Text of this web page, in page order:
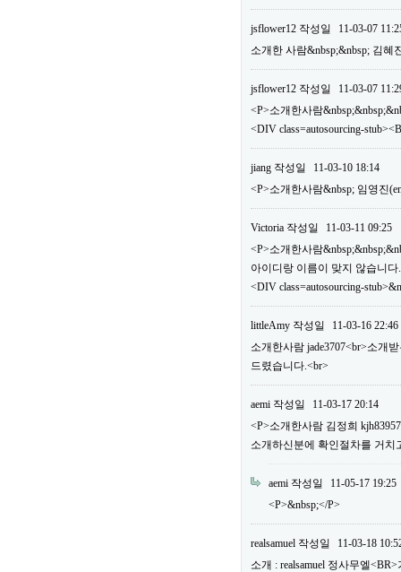
jsflower12 작성일
11-03-07
소개한 사람&nbsp;&nbsp; 김혜
jsflower12 작성일
11-03-07
<P>소개한사람
<DIV class=autosourcing-
jiang 작성일
11-03-10 18:14
<P>소개한사람&nbsp; 임영진
Victoria 작성일
11-03-11 09:25
<P>소개한사람
아이디랑 이름이 맞지 않습니다.
<DIV class=autosourcing-
littleAmy 작성일
11-03-16 22:46
소개한사람 jade3707<br>소개
드렸습니다.<br>
aemi 작성일
11-03-17 20:14
<P>소개한사람 김정희
소개하신분에 확인절차를 거치
aemi 작성일
11-05-17 19:25
<P>&nbsp;</P>
realsamuel 작성일
11-03-18
소개 : realsamuel 정사무엘